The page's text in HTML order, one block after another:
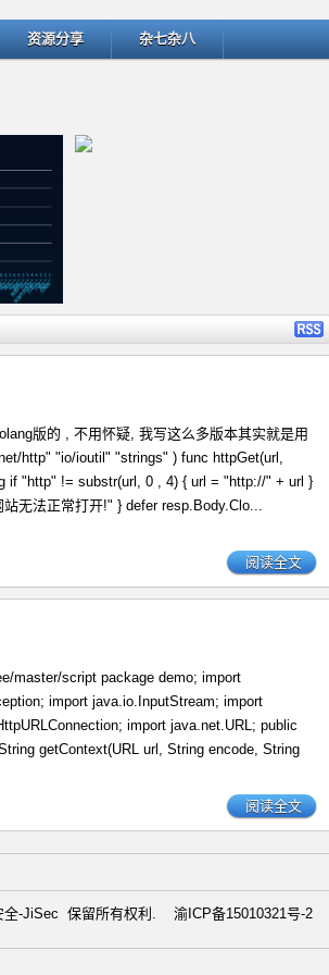
资源分享 杂七杂八
详细内容
SQL
详细内容
匹配微博中的用户名和话题 -- @用
版的 , 不用怀疑, 我写这么多版本其实就是用
http" "io/ioutil" "strings" ) func httpGet(url,
if "http" != substr(url, 0 , 4) { url = "http://" + url }
无法正常打开!" } defer resp.Body.Clo...
阅读全文
master/script package demo; import
import java.io.InputStream; import
import java.net.URL; public
getContext(URL url, String encode, String
阅读全文
全-JiSec 保留所有权利. 渝ICP备15010321号-2